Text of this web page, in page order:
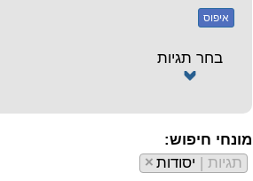
איפוס
בחר תגיות
מונחי חיפוש:
תגיות | יסודות ×